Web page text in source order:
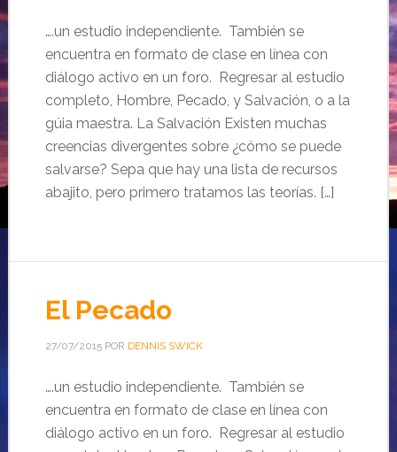
….un estudio independiente. También se
encuentra en formato de clase en línea con
diálogo activo en un foro. Regresar al estudio
completo, Hombre, Pecado, y Salvación, o a la
gúia maestra. La Salvación Existen muchas
creencias divergentes sobre ¿cómo se puede
salvarse? Sepa que hay una lista de recursos
abajito, pero primero tratamos las teorías. […]
El Pecado
27/07/2015POR DENNIS SWICK
….un estudio independiente. También se
encuentra en formato de clase en línea con
diálogo activo en un foro. Regresar al estudio